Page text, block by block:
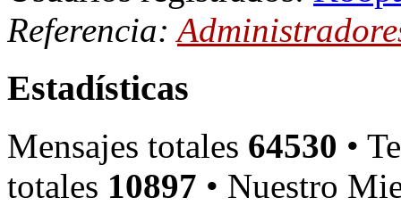
Referencia:
Estadísticas
Mensajes totales 64530 •
totales 10897 • Nuestro